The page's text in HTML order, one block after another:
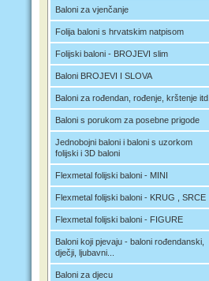
Baloni za vjenčanje
Folija baloni s hrvatskim natpisom
Folijski baloni - BROJEVI slim
Baloni BROJEVI I SLOVA
Baloni za rođendan, rođenje, krštenje itd.
Baloni s porukom za posebne prigode
Jednobojni baloni i baloni s uzorkom
folijski i 3D baloni
Flexmetal folijski baloni - MINI
Flexmetal folijski baloni - KRUG , SRCE
Flexmetal folijski baloni - FIGURE
Baloni koji pjevaju - baloni rođendanski,
dječji, ljubavni...
Baloni za djecu